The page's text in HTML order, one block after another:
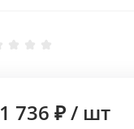
1 736 ₽/ шт